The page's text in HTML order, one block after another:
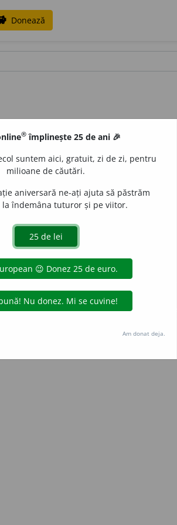
Donează
exotici cu flori roșii, roz sau
2026 dexonline (https://dexonline.ro)
prin orice metode de extragere automată
seturilor de date oferite oficial spre utilizare
Hosterion
® împlinește 25 de ani 🎉
suntem aici, gratuit, zi de zi, pentru
milioane de căutări.
aniversară ne-ați ajuta să păstrăm
la îndemâna tuturor și pe viitor.
Am donat deja.